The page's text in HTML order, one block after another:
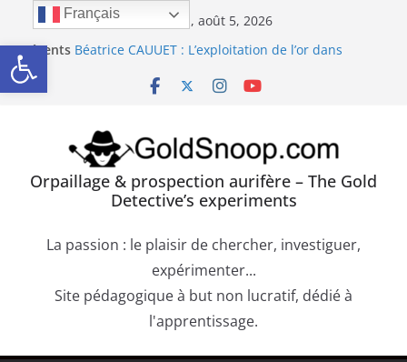
Ouvrir la barre d’outils
Passer
contenu
mercredi, août 5, 2026
Récents
:
Orpaillage : chercher de l’or dans les dépôts sur le
Béatrice CAUUET : L’exploitation de l’or dans
l’Europe Antique (Hispania, Gallia, Dacia)
confirmer la présence d’or dans une roche
aurifère ?
Trouver de l’or sur les failles du bedrock dans les
dépôts aurifères et les moquettes de racines
Orpaillage : chercher de l’or dans les alluvions
Orpaillage & prospection aurifère – The Gold
Detective’s experiments
La passion : le plaisir de chercher, investiguer,
expérimenter...
Site pédagogique à but non lucratif, dédié à
l'apprentissage.
Français